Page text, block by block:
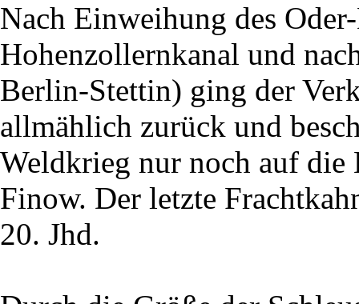
Nach Einweihung des
Hohenzollernkanal und
Berlin-Stettin) ging der
allmählich zurück und
Weldkrieg nur noch auf
Finow. Der letzte
20. Jhd.